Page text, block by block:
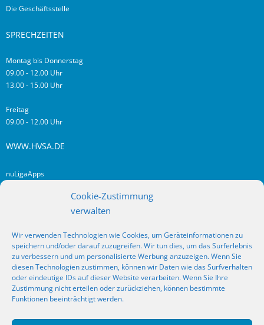
Cookie-Zustimmung
verwalten
Wir verwenden Technologien wie Cookies, um Geräteinformationen zu
speichern und/oder darauf zuzugreifen. Wir tun dies, um das Surferlebnis
zu verbessern und um personalisierte Werbung anzuzeigen. Wenn Sie
diesen Technologien zustimmen, können wir Daten wie das Surfverhalten
oder eindeutige IDs auf dieser Website verarbeiten. Wenn Sie Ihre
Zustimmung nicht erteilen oder zurückziehen, können bestimmte
Funktionen beeinträchtigt werden.
Die Geschäftsstelle
SPRECHZEITEN
Montag bis Donnerstag
09.00 - 12.00 Uhr
13.00 - 15.00 Uhr
Freitag
09.00 - 12.00 Uhr
WWW.HVSA.DE
nuLigaApps
RSS
Fragen? Kontakt!
SOCIAL MEDIA